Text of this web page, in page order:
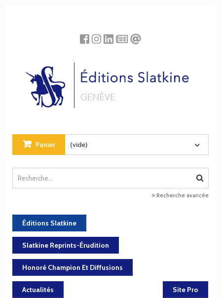
Panier (vide)
Recherche avancée
Éditions Slatkine
Slatkine Reprints-Érudition
Honoré Champion Et Diffusions
Actualités Site Pro